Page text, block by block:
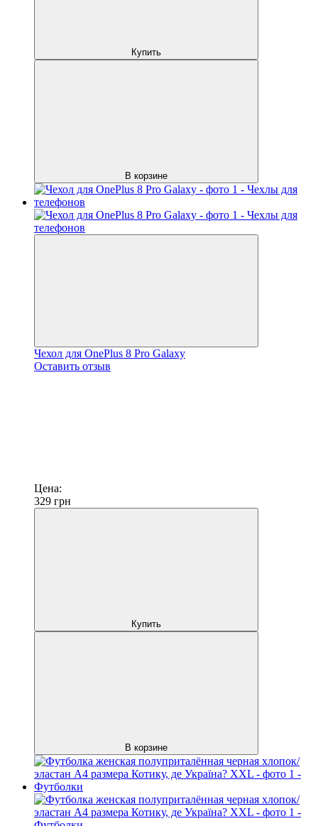
Купить
В корзине
Чехол для OnePlus 8 Pro Galaxy
Оставить отзыв
Цена:
329 грн
Купить
В корзине